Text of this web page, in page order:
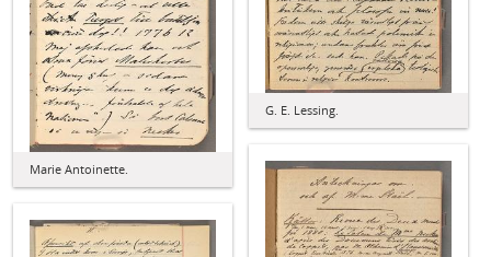
G. E. Lessing.
Marie Antoinette.